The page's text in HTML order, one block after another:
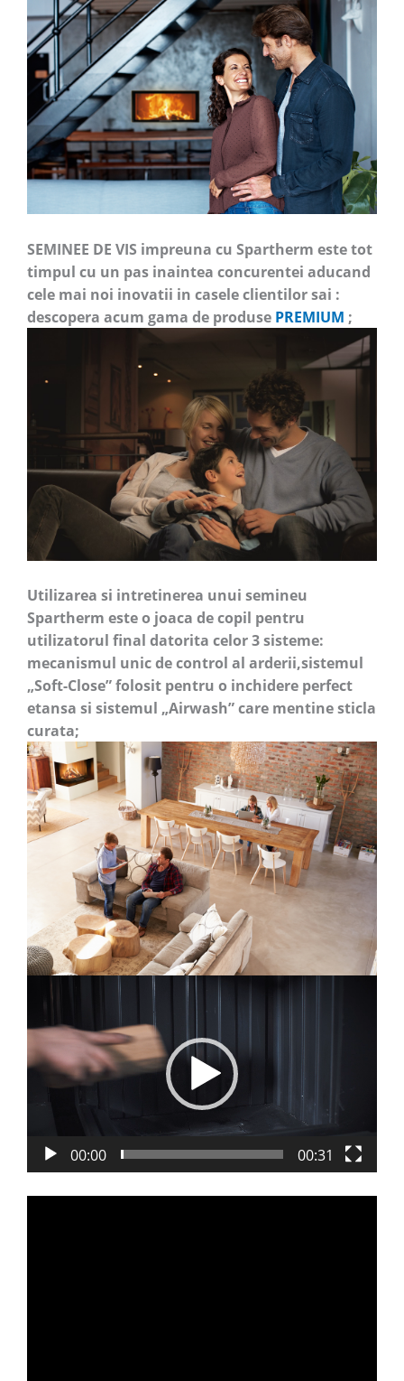
SEMINEE DE VIS impreuna cu Spartherm este tot
timpul cu un pas inaintea concurentei aducand
cele mai noi inovatii in casele clientilor sai :
descopera acum gama de produse PREMIUM ;
Utilizarea si intretinerea unui semineu
Spartherm este o joaca de copil pentru
utilizatorul final datorita celor 3 sisteme:
mecanismul unic de control al arderii,sistemul
„Soft-Close” folosit pentru o inchidere perfect
etansa si sistemul „Airwash” care mentine sticla
curata;
Player
00:00 00:31